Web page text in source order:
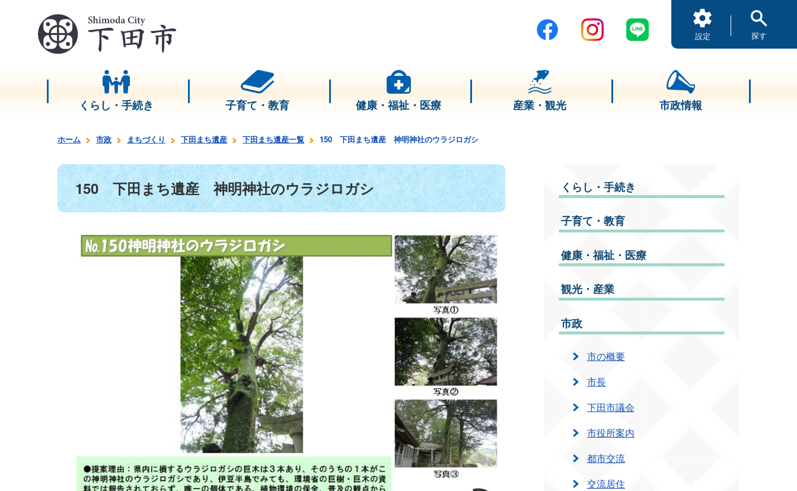
設定 探す
くらし・手続き 子育て・教育 健康・福祉・医療 産業・観光 市政情報
ホーム 市政 まちづくり 下田まち遺産 下田まち遺産一覧 150 下田まち遺産 神明神社のウラジロガシ
150 下田まち遺産 神明神社のウラジロガシ くらし・手続き
子育て・教育
健康・福祉・医療
観光・産業
市政
市の概要
市長
下田市議会
市役所案内
都市交流
交流居住